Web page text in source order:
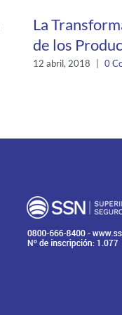
La
de los
12 abril, 2018 0